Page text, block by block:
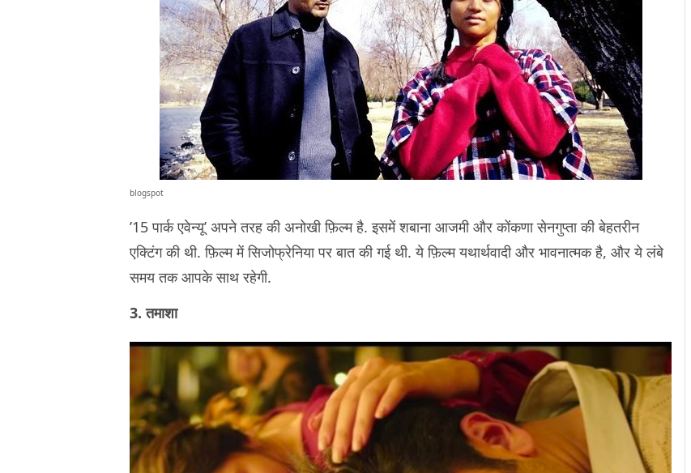
blogspot
’15 पार्क एवेन्यू’ अपने तरह की अनोखी फ़िल्म है. इसमें शबाना आजमी और कोंकणा सेनगुप्ता की बेहतरीन
एक्टिंग की थी. फ़िल्म में सिजोफ्रेनिया पर बात की गई थी. ये फ़िल्म यथार्थवादी और भावनात्मक है, और ये लंबे
समय तक आपके साथ रहेगी.
3. तमाशा